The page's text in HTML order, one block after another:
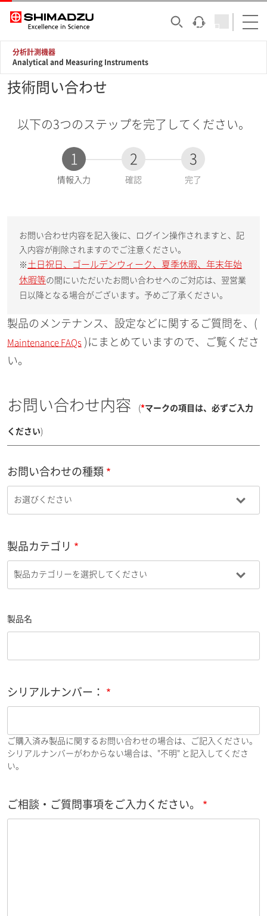
分析計測機器
Analytical and Measuring Instruments
技術問い合わせ
以下の3つのステップを完了してください。
1
現
情報入力
2
確認
3
完了
お問い合わせ内容を記入後に、ログイン操作されますと、記
入内容が削除されますのでご注意ください。
※ 土日祝日、ゴールデンウィーク、夏季休暇、年末年始
休暇等の間にいただいたお問い合わせへのご対応は、翌営業
日以降となる場合がございます。予めご了承ください。
製品のメンテナンス、設定などに関するご質問を、(
Maintenance FAQs )にまとめていますので、ご覧くださ
い。
お問い合わせ内容 (*マークの項目は、必ずご入力
ください)
お問い合わせの種類
製品カテゴリ
製品名
シリアルナンバー：
ご購入済み製品に関するお問い合わせの場合は、ご記入ください。
シリアルナンバーがわからない場合は、"不明" と記入してくださ
い。
ご相談・ご質問事項をご入力ください。